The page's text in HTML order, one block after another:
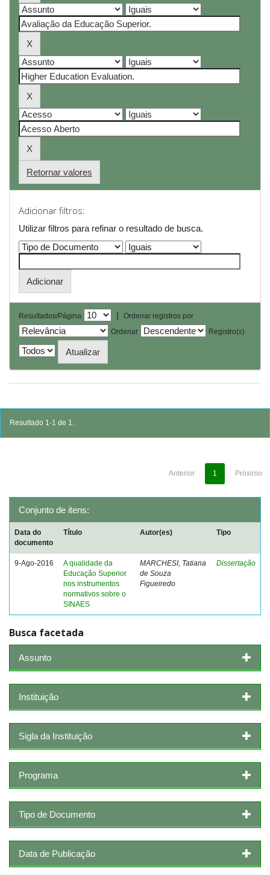
Retornar valores
Adicionar filtros:
Utilizar filtros para refinar o resultado de busca.
Resultados/Página |
Ordenar registros por
Ordenar
Registro(s)
Resultado 1-1 de 1.
Anterior 1 Próximo
Conjunto de itens:
Data do
documento
Título Autor(es) Tipo
9-Ago-2016
A qualidade da
Educação Superior
nos instrumentos
normativos sobre o
SINAES
MARCHESI, Tatiana
de Souza
Figueiredo
Dissertação
Busca facetada
Assunto
Instituição
Sigla da Instituição
Programa
Tipo de Documento
Data de Publicação